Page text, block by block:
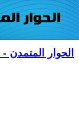
الحوار المتمدن -